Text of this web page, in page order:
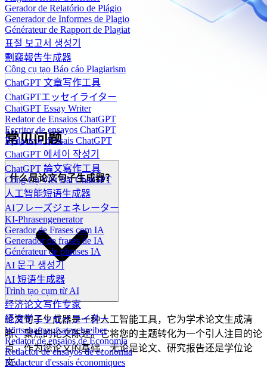
Gerador de Relatório de Plágio
Generador de Informes de Plagio
Générateur de Rapport de Plagiat
표절 보고서 생성기
剽竊報告生成器
Công cụ tạo Báo cáo Plagiarism
ChatGPT 文章写作工具
ChatGPTエッセイライター
ChatGPT Essay Writer
Redator de Ensaios ChatGPT
Escritor de ensayos ChatGPT
Rédacteur d'essais ChatGPT
ChatGPT 에세이 작성기
ChatGPT 論文寫作工具
Công Cụ Viết Bài ChatGPT
人工智能短语生成器
AIフレーズジェネレーター
KI-Phrasengenerator
Gerador de Frases com IA
Generador de frases de IA
Générateur de phrases IA
AI 문구 생성기
AI 短语生成器
Trình tạo cụm từ AI
经济论文写作专家
経済学エッセイライター
Wirtschaftsaufsatzschreiber
Redator de ensaios de Economia
Redactor de ensayos de economía
Rédacteur d'essais économiques
常见问题
什么是论文句子生成器？
论文句子生成器是一种人工智能工具，它为学术论文生成清
晰、聚焦的论文陈述。它将您的主题转化为一个引人注目的论
点，作为您论文的基础，无论是论文、研究报告还是学位论
文。